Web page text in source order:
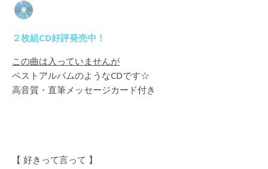
２枚組CD好評発売中！
この曲は入っていませんが
ベストアルバムのようなCDです☆
高音質・直筆メッセージカード付き
【 好きって言って 】